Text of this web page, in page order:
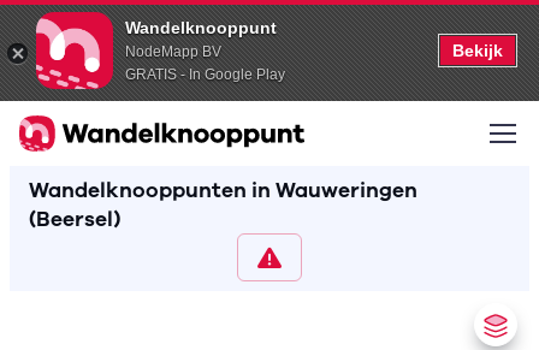
Wandelknooppunt
NodeMapp BV
GRATIS - In Google Play
Bekijk
Wandelknooppunten in Wauweringen
(Beersel)